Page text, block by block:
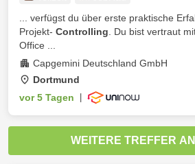
... verfügst du über erste praktische
Projekt- Controlling . Du bist vertraut
Office ...
Capgemini Deutschland GmbH
Dortmund
vor 5 Tagen
WEITERE TREFFER